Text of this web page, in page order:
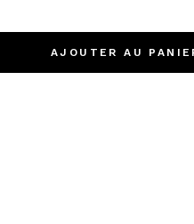
AJOUTER AU